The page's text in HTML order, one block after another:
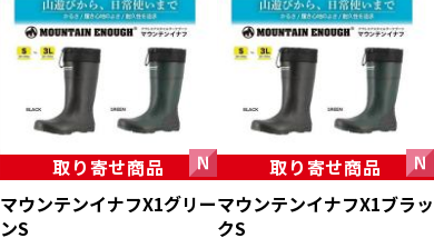
取り寄せ商品
マウンテンイナフX1グリー
ンS
取り寄せ商品
マウンテンイナフX1ブラッ
クS